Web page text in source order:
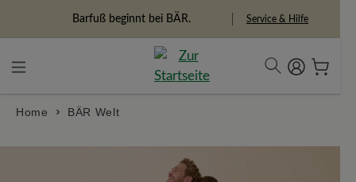
springen Freiheitspioniere Service & Hilfe
Home BÄR Welt